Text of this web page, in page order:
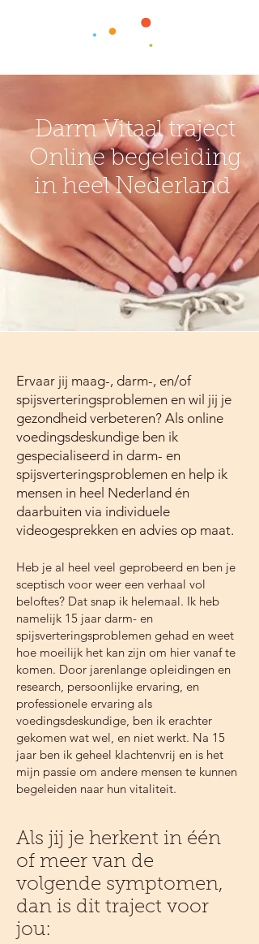
Darm Vitaal traject
Online begeleiding
in heel Nederland
Ervaar jij maag-, darm-, en/of
spijsverteringsproblemen en wil jij je
gezondheid verbeteren? Als online
voedingsdeskundige ben ik
gespecialiseerd in darm- en
spijsverteringsproblemen en help ik
mensen in heel Nederland én
daarbuiten via individuele
videogesprekken en advies op maat.
Heb je al heel veel geprobeerd en ben je
sceptisch voor weer een verhaal vol
beloftes? Dat snap ik helemaal. Ik heb
namelijk 15 jaar darm- en
spijsverteringsproblemen gehad en weet
hoe moeilijk het kan zijn om hier vanaf te
komen. Door jarenlange opleidingen en
research, persoonlijke ervaring, en
professionele ervaring als
voedingsdeskundige, ben ik erachter
gekomen wat wel, en niet werkt. Na 15
jaar ben ik geheel klachtenvrij en is het
mijn passie om andere mensen te kunnen
begeleiden naar hun vitaliteit.​
Als jij je herkent in één
of meer van de
volgende symptomen,
dan is dit traject voor
jou:​